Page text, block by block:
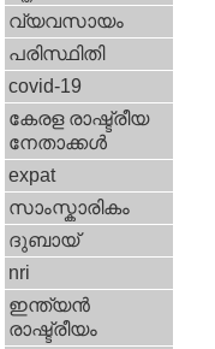
വ്യവസായം
പരിസ്ഥിതി
covid-19
കേരള രാഷ്ട്രീയ
നേതാക്കള്‍
expat
സാംസ്കാരികം
ദുബായ്‌
nri
ഇന്ത്യന്‍
രാഷ്ട്രീയം